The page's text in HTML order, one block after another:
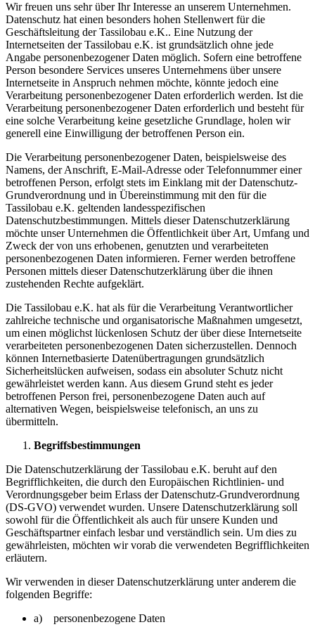
Wir freuen uns sehr über Ihr Interesse an unserem Unternehmen.
Datenschutz hat einen besonders hohen Stellenwert für die
Geschäftsleitung der Tassilobau e.K.. Eine Nutzung der
Internetseiten der Tassilobau e.K. ist grundsätzlich ohne jede
Angabe personenbezogener Daten möglich. Sofern eine betroffene
Person besondere Services unseres Unternehmens über unsere
Internetseite in Anspruch nehmen möchte, könnte jedoch eine
Verarbeitung personenbezogener Daten erforderlich werden. Ist die
Verarbeitung personenbezogener Daten erforderlich und besteht für
eine solche Verarbeitung keine gesetzliche Grundlage, holen wir
generell eine Einwilligung der betroffenen Person ein.
Die Verarbeitung personenbezogener Daten, beispielsweise des
Namens, der Anschrift, E-Mail-Adresse oder Telefonnummer einer
betroffenen Person, erfolgt stets im Einklang mit der Datenschutz-
Grundverordnung und in Übereinstimmung mit den für die
Tassilobau e.K. geltenden landesspezifischen
Datenschutzbestimmungen. Mittels dieser Datenschutzerklärung
möchte unser Unternehmen die Öffentlichkeit über Art, Umfang und
Zweck der von uns erhobenen, genutzten und verarbeiteten
personenbezogenen Daten informieren. Ferner werden betroffene
Personen mittels dieser Datenschutzerklärung über die ihnen
zustehenden Rechte aufgeklärt.
Die Tassilobau e.K. hat als für die Verarbeitung Verantwortlicher
zahlreiche technische und organisatorische Maßnahmen umgesetzt,
um einen möglichst lückenlosen Schutz der über diese Internetseite
verarbeiteten personenbezogenen Daten sicherzustellen. Dennoch
können Internetbasierte Datenübertragungen grundsätzlich
Sicherheitslücken aufweisen, sodass ein absoluter Schutz nicht
gewährleistet werden kann. Aus diesem Grund steht es jeder
betroffenen Person frei, personenbezogene Daten auch auf
alternativen Wegen, beispielsweise telefonisch, an uns zu
übermitteln.
Begriffsbestimmungen
Die Datenschutzerklärung der Tassilobau e.K. beruht auf den
Begrifflichkeiten, die durch den Europäischen Richtlinien- und
Verordnungsgeber beim Erlass der Datenschutz-Grundverordnung
(DS-GVO) verwendet wurden. Unsere Datenschutzerklärung soll
sowohl für die Öffentlichkeit als auch für unsere Kunden und
Geschäftspartner einfach lesbar und verständlich sein. Um dies zu
gewährleisten, möchten wir vorab die verwendeten Begrifflichkeiten
erläutern.
Wir verwenden in dieser Datenschutzerklärung unter anderem die
folgenden Begriffe:
a) personenbezogene Daten